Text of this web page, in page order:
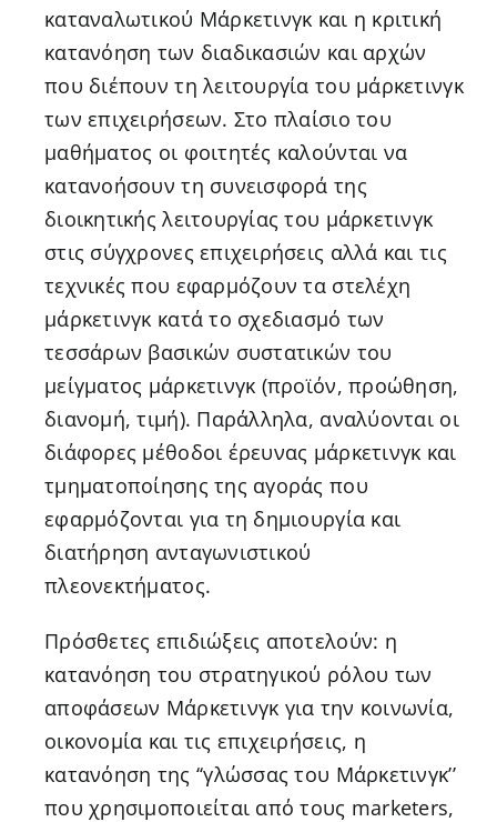
καταναλωτικού Μάρκετινγκ και η κριτική
κατανόηση των διαδικασιών και αρχών
που διέπουν τη λειτουργία του μάρκετινγκ
των επιχειρήσεων. Στο πλαίσιο του
μαθήματος οι φοιτητές καλούνται να
κατανοήσουν τη συνεισφορά της
διοικητικής λειτουργίας του μάρκετινγκ
στις σύγχρονες επιχειρήσεις αλλά και τις
τεχνικές που εφαρμόζουν τα στελέχη
μάρκετινγκ κατά το σχεδιασμό των
τεσσάρων βασικών συστατικών του
μείγματος μάρκετινγκ (προϊόν, προώθηση,
διανομή, τιμή). Παράλληλα, αναλύονται οι
διάφορες μέθοδοι έρευνας μάρκετινγκ και
τμηματοποίησης της αγοράς που
εφαρμόζονται για τη δημιουργία και
διατήρηση ανταγωνιστικού
πλεονεκτήματος.
Πρόσθετες επιδιώξεις αποτελούν: η
κατανόηση του στρατηγικού ρόλου των
αποφάσεων Μάρκετινγκ για την κοινωνία,
οικονομία και τις επιχειρήσεις, η
κατανόηση της ‘‘γλώσσας του Μάρκετινγκ’’
που χρησιμοποιείται από τους marketers,